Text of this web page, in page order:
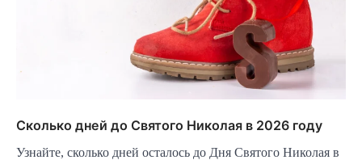
Сколько дней до Святого Николая в 2026 году
Узнайте, сколько дней осталось до Дня Святого Николая в